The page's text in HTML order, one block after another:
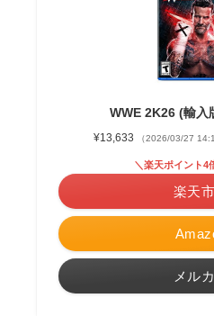
WWE 2K26 (輸入
¥13,633 （2026/03/27
＼楽天ポイント4
楽天
メル